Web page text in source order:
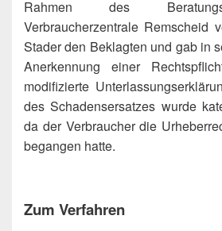
Rahmen des
Verbraucherzentrale Remscheid
Stader den Beklagten und gab in
Anerkennung einer
modifizierte
des Schadensersatzes wurde
da der Verbraucher die
begangen hatte.
Zum Verfahren